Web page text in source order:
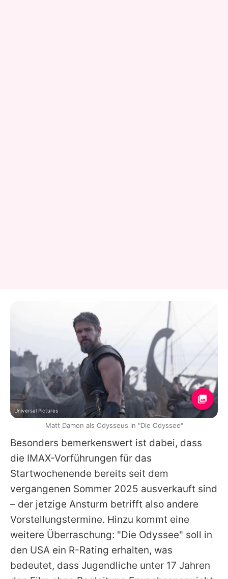
Besonders bemerkenswert ist dabei, dass
die IMAX-Vorführungen für das
Startwochenende bereits seit dem
vergangenen Sommer 2025 ausverkauft sind
– der jetzige Ansturm betrifft also andere
Vorstellungstermine. Hinzu kommt eine
weitere Überraschung: "Die Odyssee" soll in
den USA ein R-Rating erhalten, was
bedeutet, dass Jugendliche unter 17 Jahren
Universal Pictures
Matt Damon als Odysseus in "Die Odyssee"